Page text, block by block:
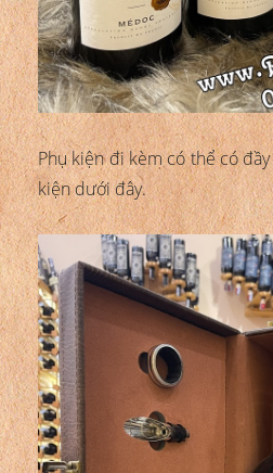
Phụ kiện đi kèm có thể có
kiện dưới đây.